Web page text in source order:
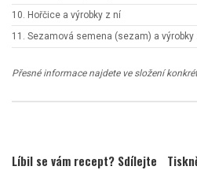
10. Hořčice a výrobky z ní
11. Sezamová semena (sezam) a výrobky
Přesné informace najdete ve složení
Líbil se vám recept? Sdílejte